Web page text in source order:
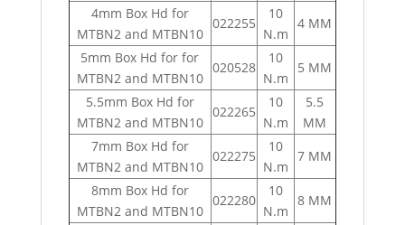
4mm Box Hd for
MTBN2 and MTBN10
022255
10
N.m
4 MM
5mm Box Hd for for
MTBN2 and MTBN10
020528
10
N.m
5 MM
5.5mm Box Hd for
MTBN2 and MTBN10
022265
10
N.m
5.5
MM
7mm Box Hd for
MTBN2 and MTBN10
022275
10
N.m
7 MM
8mm Box Hd for
MTBN2 and MTBN10
022280
10
N.m
8 MM